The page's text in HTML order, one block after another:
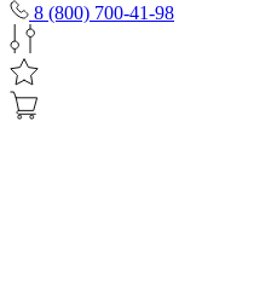
8 (800) 700-41-98